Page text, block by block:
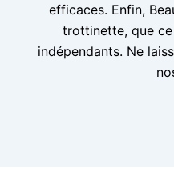
efficaces. Enfin,
trottinette, que
indépendants. Ne